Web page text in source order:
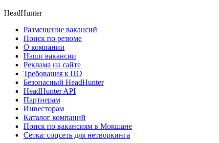
HeadHunter
Размещение вакансий
Поиск по резюме
О компании
Наши вакансии
Реклама на сайте
Требования к ПО
Безопасный HeadHunter
HeadHunter API
Партнерам
Инвесторам
Каталог компаний
Поиск по вакансиям в Мокшане
Сетка: соцсеть для нетворкинга